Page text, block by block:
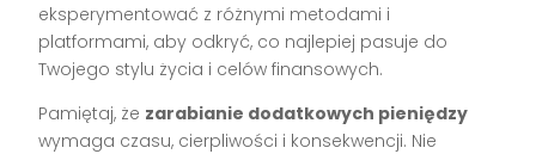
eksperymentować z różnymi metodami i
platformami, aby odkryć, co najlepiej pasuje do
Twojego stylu życia i celów finansowych.
Pamiętaj, że zarabianie dodatkowych pieniędzy
wymaga czasu, cierpliwości i konsekwencji. Nie